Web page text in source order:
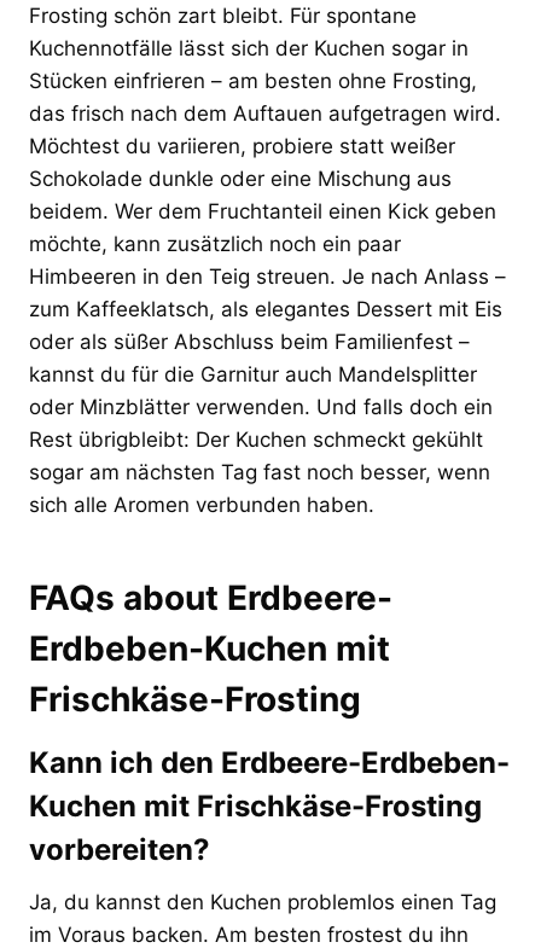
Frosting schön zart bleibt. Für spontane
Kuchennotfälle lässt sich der Kuchen sogar in
Stücken einfrieren – am besten ohne Frosting,
das frisch nach dem Auftauen aufgetragen wird.
Möchtest du variieren, probiere statt weißer
Schokolade dunkle oder eine Mischung aus
beidem. Wer dem Fruchtanteil einen Kick geben
möchte, kann zusätzlich noch ein paar
Himbeeren in den Teig streuen. Je nach Anlass –
zum Kaffeeklatsch, als elegantes Dessert mit Eis
oder als süßer Abschluss beim Familienfest –
kannst du für die Garnitur auch Mandelsplitter
oder Minzblätter verwenden. Und falls doch ein
Rest übrigbleibt: Der Kuchen schmeckt gekühlt
sogar am nächsten Tag fast noch besser, wenn
sich alle Aromen verbunden haben.
FAQs about Erdbeere-
Erdbeben-Kuchen mit
Frischkäse-Frosting
Kann ich den Erdbeere-Erdbeben-
Kuchen mit Frischkäse-Frosting
vorbereiten?
Ja, du kannst den Kuchen problemlos einen Tag
im Voraus backen. Am besten frostest du ihn